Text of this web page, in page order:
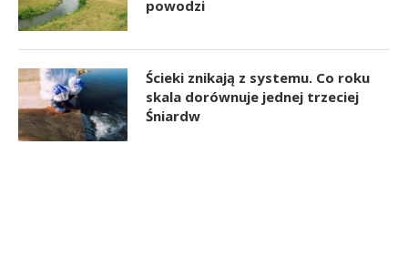
powodzi
Ścieki znikają z systemu. Co roku
skala dorównuje jednej trzeciej
Śniardw